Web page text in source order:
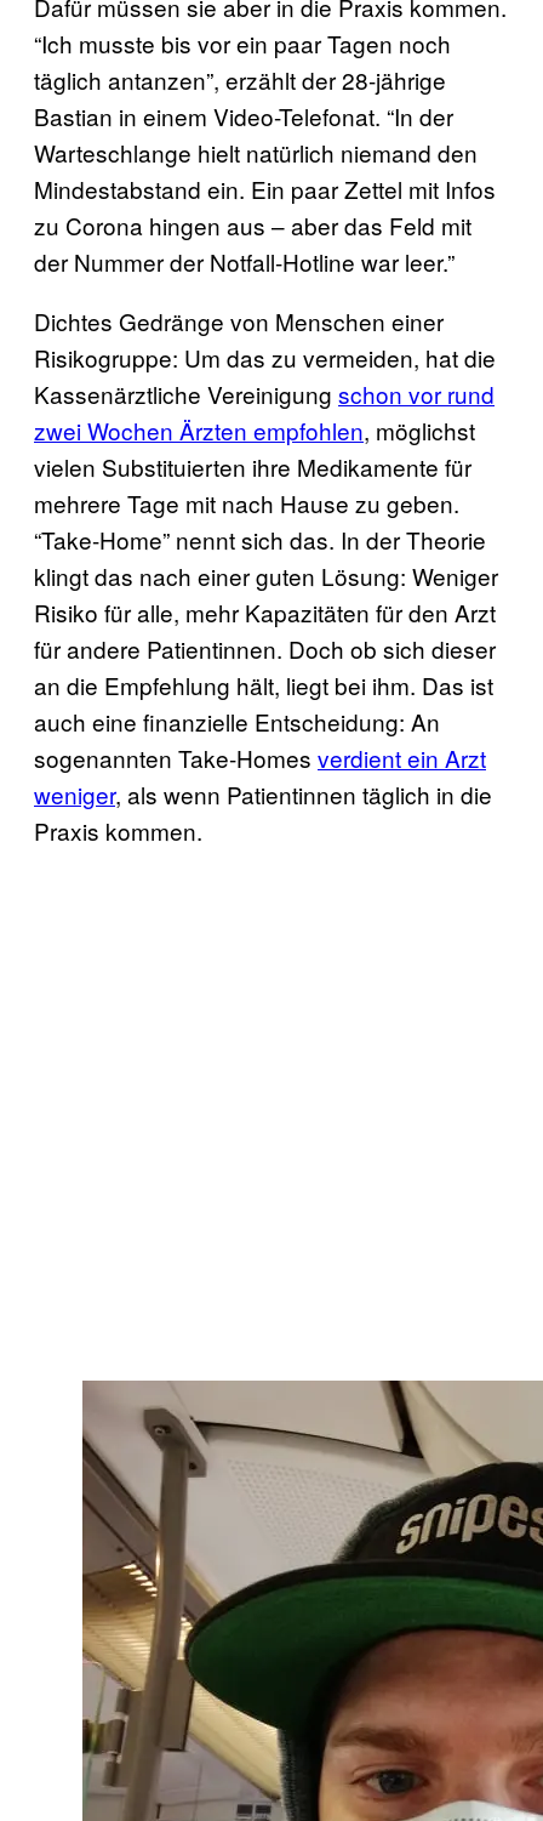
Dafür müssen sie aber in die Praxis kommen.
“Ich musste bis vor ein paar Tagen noch
täglich antanzen”, erzählt der 28-jährige
Bastian in einem Video-Telefonat. “In der
Warteschlange hielt natürlich niemand den
Mindestabstand ein. Ein paar Zettel mit Infos
zu Corona hingen aus – aber das Feld mit
der Nummer der Notfall-Hotline war leer.”
Dichtes Gedränge von Menschen einer
Risikogruppe: Um das zu vermeiden, hat die
Kassenärztliche Vereinigung schon vor rund
zwei Wochen Ärzten empfohlen, möglichst
vielen Substituierten ihre Medikamente für
mehrere Tage mit nach Hause zu geben.
“Take-Home” nennt sich das. In der Theorie
klingt das nach einer guten Lösung: Weniger
Risiko für alle, mehr Kapazitäten für den Arzt
für andere Patientinnen. Doch ob sich dieser
an die Empfehlung hält, liegt bei ihm. Das ist
auch eine finanzielle Entscheidung: An
sogenannten Take-Homes verdient ein Arzt
weniger, als wenn Patientinnen täglich in die
Praxis kommen.